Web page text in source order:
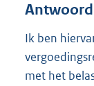
Ik ben
met het